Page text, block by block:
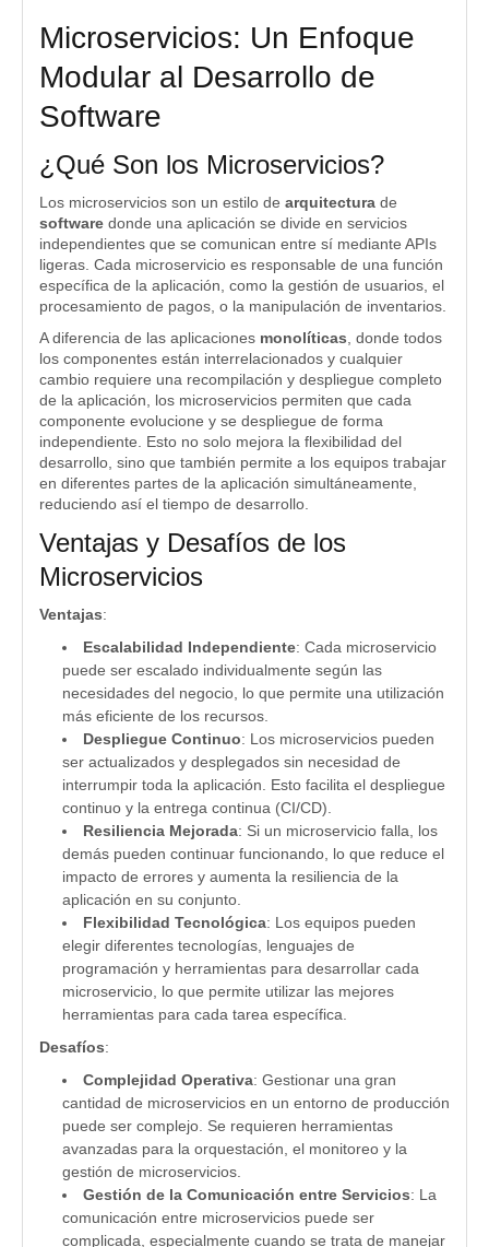
Microservicios: Un Enfoque
Modular al Desarrollo de
Software
¿Qué Son los Microservicios?
Los microservicios son un estilo de arquitectura de
software donde una aplicación se divide en servicios
independientes que se comunican entre sí mediante APIs
ligeras. Cada microservicio es responsable de una función
específica de la aplicación, como la gestión de usuarios, el
procesamiento de pagos, o la manipulación de inventarios.
A diferencia de las aplicaciones monolíticas , donde todos
los componentes están interrelacionados y cualquier
cambio requiere una recompilación y despliegue completo
de la aplicación, los microservicios permiten que cada
componente evolucione y se despliegue de forma
independiente. Esto no solo mejora la flexibilidad del
desarrollo, sino que también permite a los equipos trabajar
en diferentes partes de la aplicación simultáneamente,
reduciendo así el tiempo de desarrollo.
Ventajas y Desafíos de los
Microservicios
Ventajas:
Escalabilidad Independiente: Cada microservicio
puede ser escalado individualmente según las
necesidades del negocio, lo que permite una utilización
más eficiente de los recursos.
Despliegue Continuo: Los microservicios pueden
ser actualizados y desplegados sin necesidad de
interrumpir toda la aplicación. Esto facilita el despliegue
continuo y la entrega continua (CI/CD).
Resiliencia Mejorada: Si un microservicio falla, los
demás pueden continuar funcionando, lo que reduce el
impacto de errores y aumenta la resiliencia de la
aplicación en su conjunto.
Flexibilidad Tecnológica: Los equipos pueden
elegir diferentes tecnologías, lenguajes de
programación y herramientas para desarrollar cada
microservicio, lo que permite utilizar las mejores
herramientas para cada tarea específica.
Desafíos:
Complejidad Operativa: Gestionar una gran
cantidad de microservicios en un entorno de producción
puede ser complejo. Se requieren herramientas
avanzadas para la orquestación, el monitoreo y la
gestión de microservicios.
Gestión de la Comunicación entre Servicios: La
comunicación entre microservicios puede ser
complicada, especialmente cuando se trata de manejar